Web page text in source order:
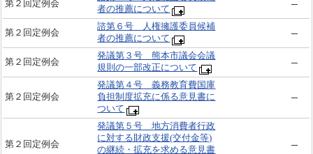
第２回定例会
者の推薦について
第２回定例会
諮第６号 人権擁護委員候補
者の推薦について
第２回定例会
発議第３号 熊本市議会会議
規則の一部改正について
第２回定例会
発議第４号 義務教育費国庫
負担制度拡充に係る意見書に
ついて
第２回定例会
発議第５号 地方消費者行政
に対する財政支援(交付金等)
の継続・拡充を求める意見書